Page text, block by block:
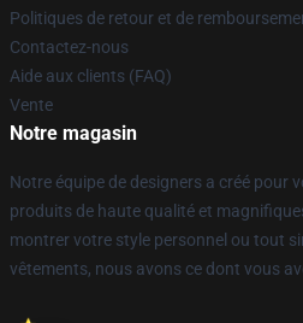
Politiques de retour et de
Contactez-nous
Aide aux clients (FAQ)
Vente
Notre magasin
Notre équipe de designers a créé pour
produits de haute qualité et
montrer votre style personnel ou tout
vêtements, nous avons ce dont vous